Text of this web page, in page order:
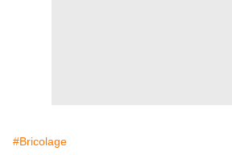
#Bricolage